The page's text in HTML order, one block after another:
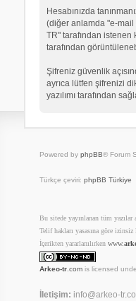
Hesabınızda
(diğer anlamda "e-mail
TR" tarafından istenen
tarafından
Şifreniz güvenlik
ayrıca lütfen şifrenizi
yazılımı tarafından
Powered by phpBB® Forum
Türkçe çeviri: phpBB Türkiye
Bu sitede yayınlanan tüm
Telif hakları yasasına göre izinsiz
İçerikten yararlanılırken www.
Arkeo-tr.comis licensed
İletişim: info@arkeo-